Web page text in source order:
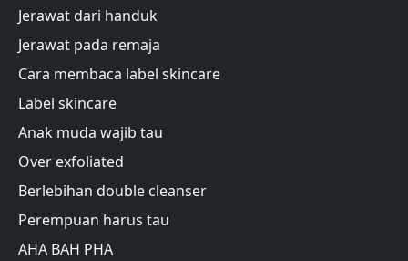
Jerawat dari handuk
Jerawat pada remaja
Cara membaca label skincare
Label skincare
Anak muda wajib tau
Over exfoliated
Berlebihan double cleanser
Perempuan harus tau
AHA BAH PHA